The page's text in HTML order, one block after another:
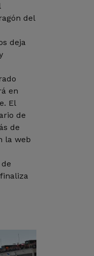
del
deja
en
El
de
de
la web